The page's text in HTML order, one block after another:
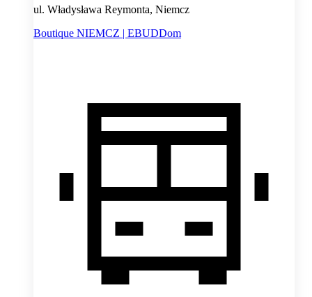
ul. Władysława Reymonta, Niemcz
Boutique NIEMCZ | EBUDDom